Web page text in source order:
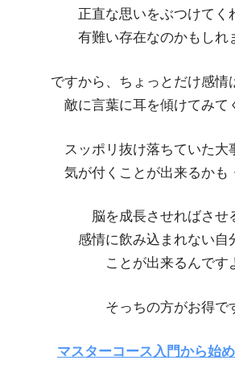
正直な思いをぶつけてく
有難い存在なのかもしれ
ですから、ちょっとだけ感情
敵に言葉に耳を傾けてみて
スッポリ抜け落ちていた大
気が付くことが出来るかも
脳を成長させればさせ
感情に飲み込まれない自
ことが出来るんです
そっちの方がお得で
マスターコース入門から始